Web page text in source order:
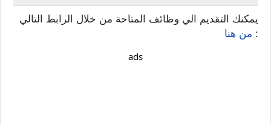
يمكنك التقديم الي وظائف المتاحة من خلال الرابط التالي
: من هنا
ads